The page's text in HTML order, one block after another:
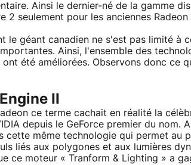
Ainsi le dernier-né de la gamme
2 seulement pour les anciennes
le géant canadien ne s'est pas limité à
Ainsi, l'ensemble des
été améliorées. Observons donc ce
II
ce terme cachait en réalité la
depuis le GeForce premier du nom.
cette même technologie qui permet au
liés aux polygones et aux lumières
ce moteur « Tranform & Lighting » a